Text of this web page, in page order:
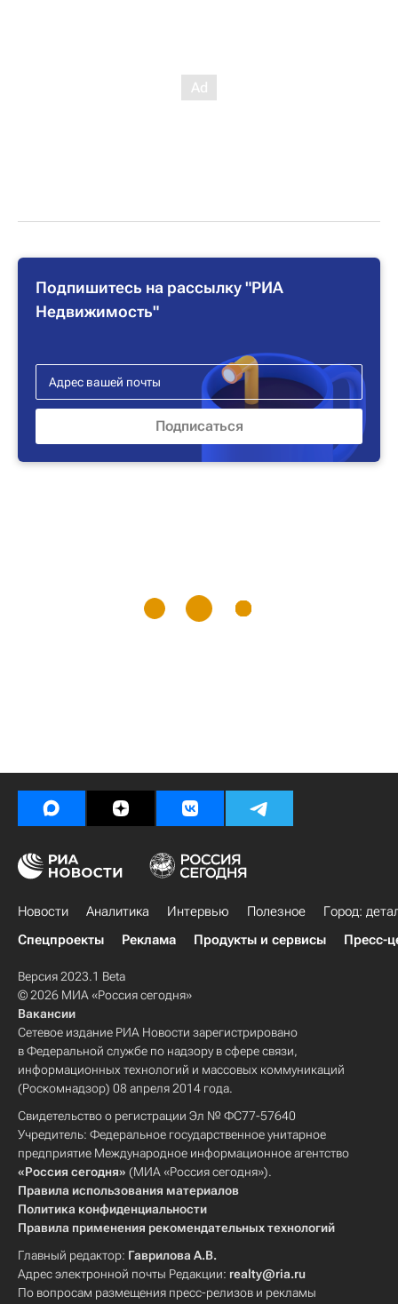
Подпишитесь на рассылку "РИА
Недвижимость"
Новости Аналитика Интервью Полезное
Город:
Спецпроекты
Реклама Продукты и сервисы Пресс-
Версия 2023.1 Beta
© 2026 МИА «Россия сегодня»
Вакансии
Сетевое издание РИА Новости зарегистрировано
в Федеральной службе по надзору в сфере связи,
информационных технологий и массовых коммуникаций
(Роскомнадзор) 08 апреля 2014 года.
Свидетельство о регистрации Эл № ФС77-57640
Учредитель: Федеральное государственное унитарное
предприятие Международное информационное агентство
«Россия сегодня» (МИА «Россия сегодня»).
Правила использования материалов
Политика конфиденциальности
Правила применения рекомендательных технологий
Главный редактор: Гаврилова А.В.
Адрес электронной почты Редакции: realty@ria.ru
По вопросам размещения пресс-релизов и рекламы